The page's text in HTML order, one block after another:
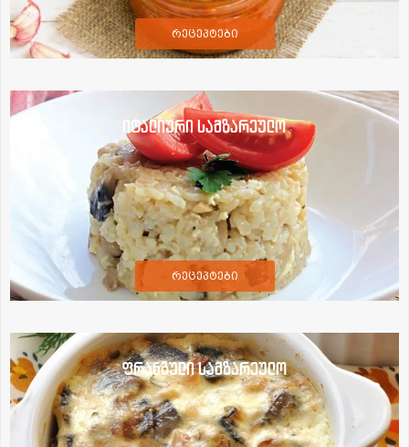
რეცეპტები
იტალიური სამზარეულო
რეცეპტები
ფრანგული სამზარეულო